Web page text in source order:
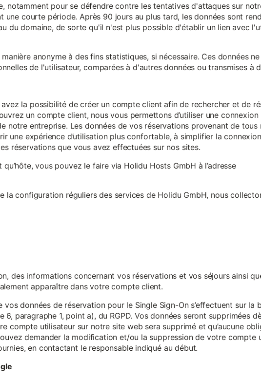
notamment pour se défendre contre les tentatives d'attaques sur
une courte période. Après 90 jours au plus tard, les données sont
du domaine, de sorte qu'il n'est plus possible d'établir un lien avec
anonyme à des fins statistiques, si nécessaire. Ces données
de l'utilisateur, comparées à d'autres données ou transmises à
avez la possibilité de créer un compte client afin de rechercher et de
un compte client, nous vous permettons d’utiliser une connexion
notre entreprise. Les données de vos réservations provenant de tous
une expérience d’utilisation plus confortable, à simplifier la
réservations que vous avez effectuées sur nos sites.
vous pouvez le faire via Holidu Hosts GmbH à l’adresse
la configuration réguliers des services de Holidu GmbH, nous
des informations concernant vos réservations et vos séjours ainsi
apparaître dans votre compte client.
vos données de réservation pour le Single Sign-On s’effectuent sur la
6, paragraphe 1, point a), du RGPD. Vos données seront supprimées
compte utilisateur sur notre site web sera supprimé et qu’aucune
demander la modification et/ou la suppression de votre compte
en contactant le responsable indiqué au début.